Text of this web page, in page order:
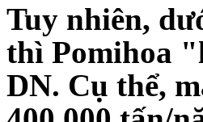
Tuy nhiên,
thì Pomihoa
DN. Cụ thể,